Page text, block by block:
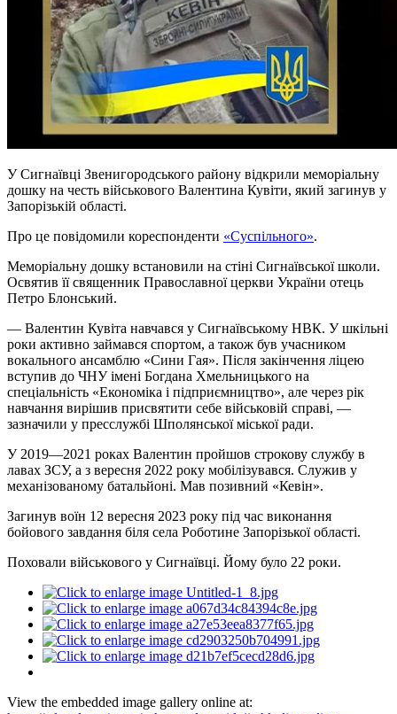
У Сигнаївці Звенигородського району відкрили меморіальну
дошку на честь військового Валентина Кувіти, який загинув у
Запорізькій області.
Про це повідомили кореспонденти «Суспільного».
Меморіальну дошку встановили на стіні Сигнаївської школи.
Освятив її священник Православної церкви України отець
Петро Блонський.
— Валентин Кувіта навчався у Сигнаївському НВК. У шкільні
роки активно займався спортом, а також був учасником
вокального ансамблю «Сини Гая». Після закінчення ліцею
вступив до ЧНУ імені Богдана Хмельницького на
спеціальність «Економіка і підприємництво», але через рік
навчання вирішив присвятити себе військовій справі, —
зазначили у пресслужбі Шполянської міської ради.
У 2019—2021 роках Валентин пройшов строкову службу в
лавах ЗСУ, а з вересня 2022 року мобілізувався. Служив у
механізованому батальйоні. Мав позивний «Кевін».
Загинув воїн 12 вересня 2023 року під час виконання
бойового завдання біля села Роботине Запорізької області.
Поховали військового у Сигнаївці. Йому було 22 роки.
View the embedded image gallery online at: